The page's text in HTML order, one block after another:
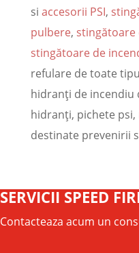
si accesorii PSI,
pulbere, stingătoare
stingătoare de
refulare de toate
hidranţi de incendiu
hidranţi, pichete
destinate prevenirii
SERVICII SPEED
Contacteaza acum un